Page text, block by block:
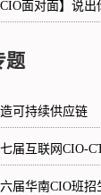
面对面】说
题
可持续供应链
届互联网CIO-
届华南CIO班招